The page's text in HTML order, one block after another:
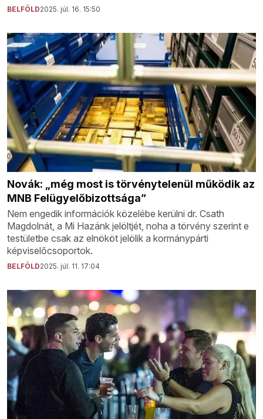
BELFÖLD2025. júl. 16. 15:50
Novák: „még most is törvénytelenül működik az
MNB Felügyelőbizottsága”
Nem engedik információk közelébe kerülni dr. Csath
Magdolnát, a Mi Hazánk jelöltjét, noha a törvény szerint e
testületbe csak az elnököt jelölik a kormánypárti
képviselőcsoportok.
BELFÖLD2025. júl. 11. 17:04